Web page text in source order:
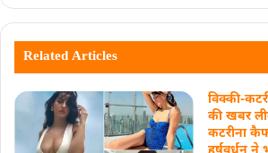
Related Articles
विक्की-
की खबर
कटरीना